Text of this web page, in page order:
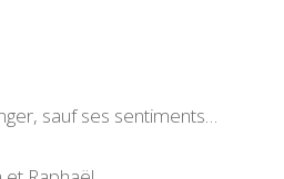
sauf ses sentiments…